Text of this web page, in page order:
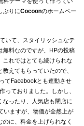
ぶりにCocoonのホームペー
いて、スタイリッシュなテ
無料なのですが、HPの投稿
れではとても続けられな
えてもらっていたので、
てFacebookとも連動させ
っておりました。しかし、
ったり、人気店も閉店に
いますが、物価が全然上が
に、料金を上げられなく